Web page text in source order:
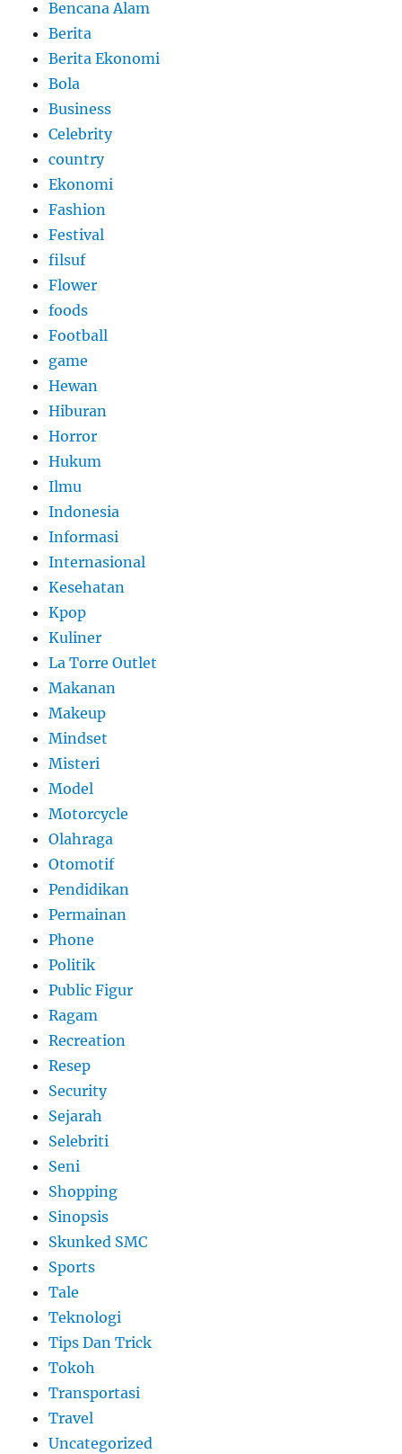
Bencana Alam
Berita
Berita Ekonomi
Bola
Business
Celebrity
country
Ekonomi
Fashion
Festival
filsuf
Flower
foods
Football
game
Hewan
Hiburan
Horror
Hukum
Ilmu
Indonesia
Informasi
Internasional
Kesehatan
Kpop
Kuliner
La Torre Outlet
Makanan
Makeup
Mindset
Misteri
Model
Motorcycle
Olahraga
Otomotif
Pendidikan
Permainan
Phone
Politik
Public Figur
Ragam
Recreation
Resep
Security
Sejarah
Selebriti
Seni
Shopping
Sinopsis
Skunked SMC
Sports
Tale
Teknologi
Tips Dan Trick
Tokoh
Transportasi
Travel
Uncategorized